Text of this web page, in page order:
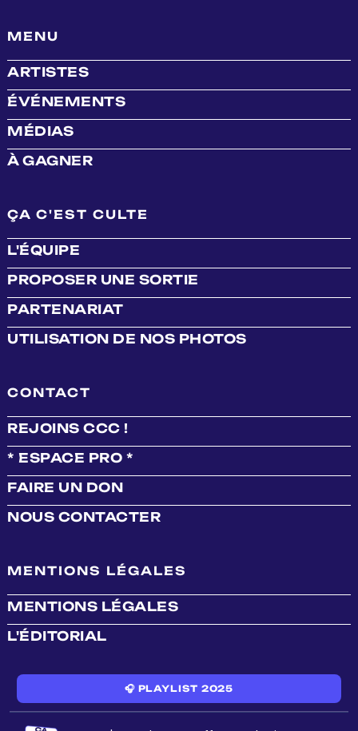
MENU
ARTISTES
ÉVÉNEMENTS
MÉDIAS
À GAGNER
ÇA C'EST CULTE
L'ÉQUIPE
PROPOSER UNE SORTIE
PARTENARIAT
UTILISATION DE NOS PHOTOS
CONTACT
REJOINS CCC !
* ESPACE PRO *
FAIRE UN DON
NOUS CONTACTER
MENTIONS LÉGALES
MENTIONS LÉGALES
L'ÉDITORIAL
🎧 PLAYLIST 2025